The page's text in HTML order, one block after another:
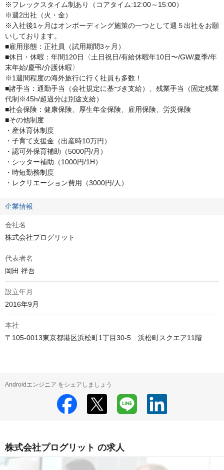
※フレックスタイム制あり（コアタイム:12:00～15:00）
※週2出社（火・金）
※入社後1ヶ月はオンボーディング施策の一つとして週５出社をお願
いしております。
■雇用形態：正社員（試用期間3ヶ月）
■休日・休暇：年間120日〈土日祝日/有給休暇年10日〜/GW/夏季/年
末年始/慶弔/介護休暇〉
※1週間程度の海外旅行に行く社員も多数！
■諸手当：通勤手当（会社規定に基づき支給）、残業手当（固定残業
代制※45h/超過分は別途支給）
■社会保険：健康保険、厚生年金保険、雇用保険、労災保険
■その他制度
・産休育休制度
・子育て支援金（出産時10万円）
・認可外保育補助（5000円/月）
・シッター補助（1000円/1H）
・時短勤務制度
・レクリエーション費用（3000円/人）
企業情報
会社名
株式会社プログリット
代表者名
岡田 祥吾
設立年月
2016年9月
本社
〒105-0013東京都港区浜松町1丁目30-5　浜松町スクエア11階
Androidエンジニア をシェアしましょう
株式会社プログリット の求人